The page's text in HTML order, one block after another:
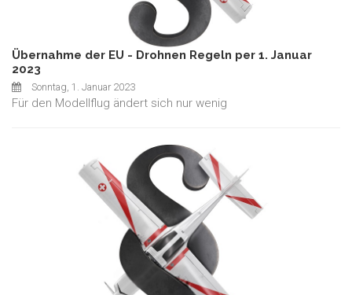
Übernahme der EU - Drohnen Regeln per 1. Januar
2023
Sonntag, 1. Januar 2023
Für den Modellflug ändert sich nur wenig